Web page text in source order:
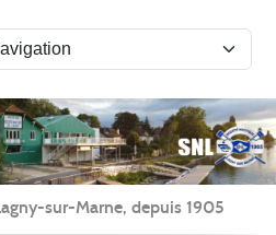
sur-Marne, depuis 1905